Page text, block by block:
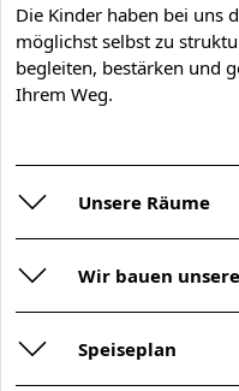
Die Kinder haben bei uns
möglichst selbst zu
begleiten, bestärken und
Ihrem Weg.
Unsere Räume
Wir bauen
Speiseplan